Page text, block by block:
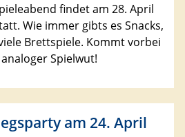
findet am 28. April
Wie immer gibts es Snacks,
Brettspiele. Kommt vorbei
Spielwut!
am 24. April